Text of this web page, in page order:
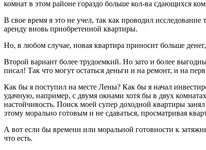
комнат в этом районе гораздо больше кол-ва сдающихся
В свое время я это не учел, так как проводил
аренду вновь приобретенной квартиры.
Но, в любом случае, новая квартира приносит больше
Второй вариант более трудоемкий. Но зато и более
писал! Так что могут остаться деньги и на ремонт, и на
Как бы я поступил на месте Лены? Как бы я начал
удачную, например, с двумя окнами хотя бы в двух
настойчивость. Поиск моей супер доходной квартиры
этому морально готовым и не сдаваться, просматривая
А вот если бы времени или моральной готовности к
что есть.